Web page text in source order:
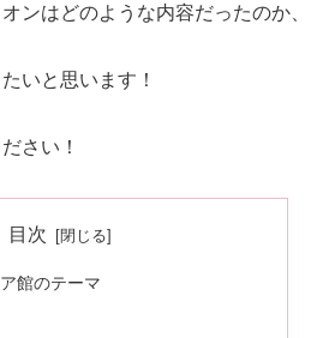
ンはどのような内容だったのか、
いと思います！
さい！
目次
館のテーマ